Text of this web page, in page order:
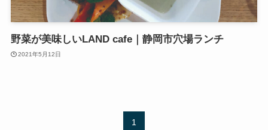
野菜が美味しいLAND cafe｜静岡市穴場ランチ
2021年5月12日
1